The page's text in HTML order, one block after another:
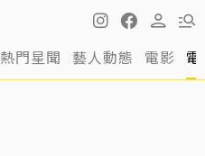
熱門星聞 藝人動態 電影